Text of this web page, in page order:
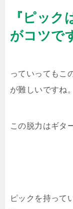
『ピック
がコツで
っていってもこ
が難しいですね。
この脱力はギタ
ピックを持って